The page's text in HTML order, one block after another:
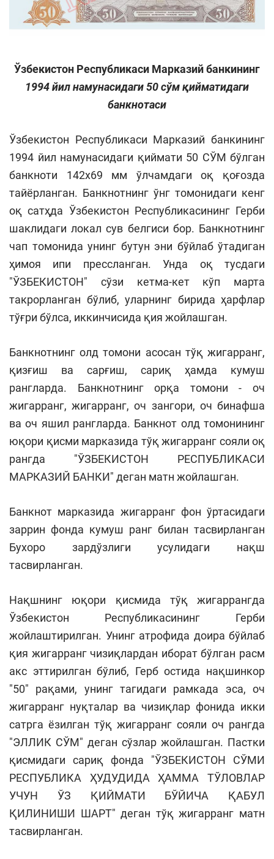
Ўзбекистон Республикаси Марказий банкининг
1994 йил намунасидаги50 сўм қийматидаги
банкнотаси
Ўзбекистон Республикаси Марказий банкининг
1994 йил намунасидаги қиймати 50 СЎМ бўлган
банкноти 142x69 мм ўлчамдаги оқ қоғозда
тайёрланган. Банкнотнинг ўнг томонидаги кенг
оқ сатҳда Ўзбекистон Республикасининг Герби
шаклидаги локал сув белгиси бор. Банкнотнинг
чап томонида унинг бутун эни бўйлаб ўтадиган
ҳимоя ипи прессланган. Унда оқ тусдаги
"ЎЗБЕКИСТОН" сўзи кетма-кет кўп марта
такрорланган бўлиб, уларнинг бирида ҳарфлар
тўғри бўлса, иккинчисида қия жойлашган.
Банкнотнинг олд томони асосан тўқ жигарранг,
қизғиш ва сарғиш, сариқ ҳамда кумуш
рангларда. Банкнотнинг орқа томони - оч
жигарранг, жигарранг, оч зангори, оч бинафша
ва оч яшил рангларда. Банкнот олд томонининг
юқори қисми марказида тўқ жигарранг сояли оқ
рангда "ЎЗБЕКИСТОН РЕСПУБЛИКАСИ
МАРКАЗИЙ БАНКИ" деган матн жойлашган.
Банкнот марказида жигарранг фон ўртасидаги
заррин фонда кумуш ранг билан тасвирланган
Бухоро зардўзлиги усулидаги нақш
тасвирланган.
Нақшнинг юқори қисмида тўқ жигаррангда
Ўзбекистон Республикасининг Герби
жойлаштирилган. Унинг атрофида доира бўйлаб
қия жигарранг чизиқлардан иборат бўлган расм
акс эттирилган бўлиб, Герб остида нақшинкор
"50" рақами, унинг тагидаги рамкада эса, оч
жигарранг нуқталар ва чизиқлар фонида икки
сатрга ёзилган тўқ жигарранг сояли оч рангда
"ЭЛЛИК СЎМ" деган сўзлар жойлашган. Пастки
қисмидаги сариқ фонда "ЎЗБЕКИСТОН СЎМИ
РЕСПУБЛИКА ҲУДУДИДА ҲАММА ТЎЛОВЛАР
УЧУН ЎЗ ҚИЙМАТИ БЎЙИЧА ҚАБУЛ
ҚИЛИНИШИ ШАРТ" деган тўқ жигарранг матн
тасвирланган.